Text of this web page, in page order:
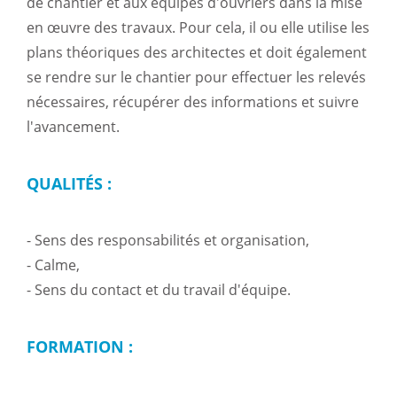
en œuvre des travaux. Pour cela, il ou elle utilise les
plans théoriques des architectes et doit également
se rendre sur le chantier pour effectuer les relevés
nécessaires, récupérer des informations et suivre
l'avancement.
QUALITÉS :
- Sens des responsabilités et organisation,
- Calme,
- Sens du contact et du travail d'équipe.
FORMATION :